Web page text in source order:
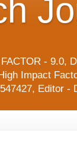
- 9.0,
Impact
Editor